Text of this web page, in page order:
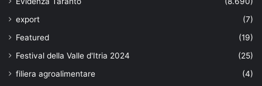
export
(7)
Featured
(19)
Festival della Valle d'Itria 2024
(25)
filiera agroalimentare
(4)